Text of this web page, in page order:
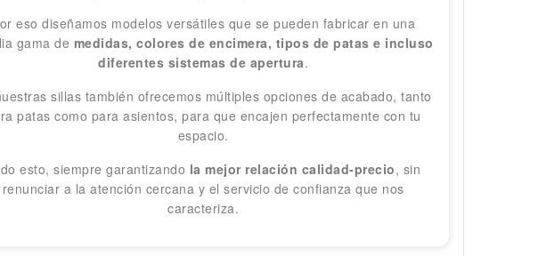
eso diseñamos modelos versátiles que se pueden fabricar en una
gama de medidas, colores de encimera, tipos de patas e incluso
diferentes sistemas de apertura.
sillas también ofrecemos múltiples opciones de acabado, tanto
patas como para asientos, para que encajen perfectamente con tu
espacio.
esto, siempre garantizando la mejor relación calidad-precio, sin
renunciar a la atención cercana y el servicio de confianza que nos
caracteriza.